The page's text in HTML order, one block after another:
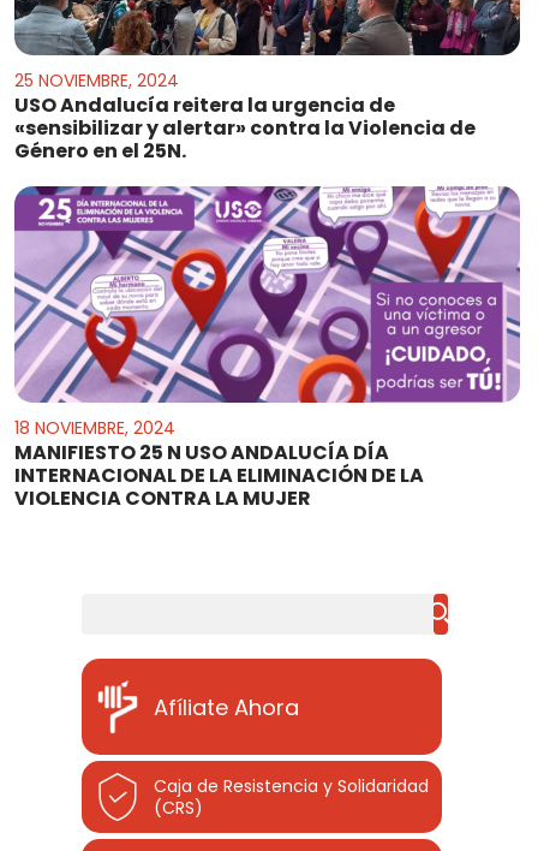
25 NOVIEMBRE, 2024
USO Andalucía reitera la urgencia de
«sensibilizar y alertar» contra la Violencia de
Género en el 25N.
18 NOVIEMBRE, 2024
MANIFIESTO 25 N USO ANDALUCÍA DÍA
INTERNACIONAL DE LA ELIMINACIÓN DE LA
VIOLENCIA CONTRA LA MUJER
Afíliate Ahora
Caja de Resistencia y Solidaridad
(CRS)